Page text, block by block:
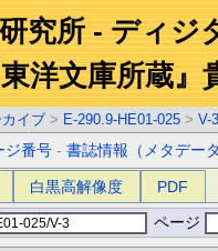
究所 - ディジ
洋文庫所蔵』
イブ > E-290.9-HE01-025 > V-3
ジ番号 -書誌情報（メタデー
白黒高解像度 PDF
ページ